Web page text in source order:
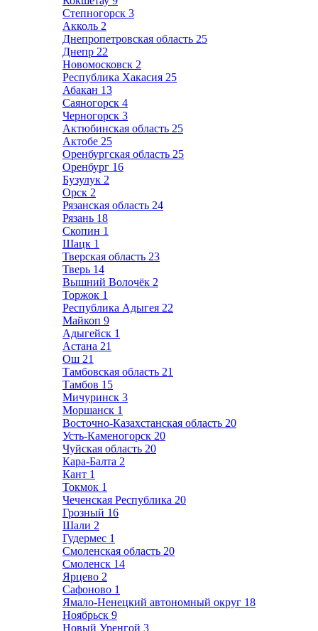
Степногорск 3
Акколь 2
Днепропетровская область 25
Днепр 22
Новомосковск 2
Республика Хакасия 25
Абакан 13
Саяногорск 4
Черногорск 3
Актюбинская область 25
Актобе 25
Оренбургская область 25
Оренбург 16
Бузулук 2
Орск 2
Рязанская область 24
Рязань 18
Скопин 1
Шацк 1
Тверская область 23
Тверь 14
Вышний Волочёк 2
Торжок 1
Республика Адыгея 22
Майкоп 9
Адыгейск 1
Астана 21
Ош 21
Тамбовская область 21
Тамбов 15
Мичуринск 3
Моршанск 1
Восточно-Казахстанская область 20
Усть-Каменогорск 20
Чуйская область 20
Кара-Балта 2
Кант 1
Токмок 1
Чеченская Республика 20
Грозный 16
Шали 2
Гудермес 1
Смоленская область 20
Смоленск 14
Ярцево 2
Сафоново 1
Ямало-Ненецкий автономный округ 18
Ноябрьск 9
Новый Уренгой 3